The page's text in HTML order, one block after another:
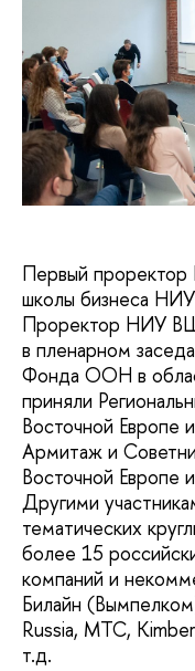
Первый
школы бизнеса
Проректор НИУ
в пленарном
Фонда ООН в
приняли
Восточной Европе
Армитаж и
Восточной Европе
Другими
тематических
более 15
компаний и
Билайн
Russia, МТС,
т.д.